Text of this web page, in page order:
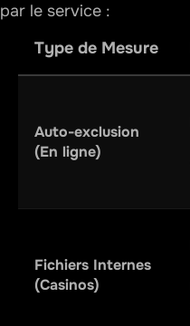
par le service :
Type de Mesure
Auto-exclusion
(En ligne)
Fichiers Internes
(Casinos)